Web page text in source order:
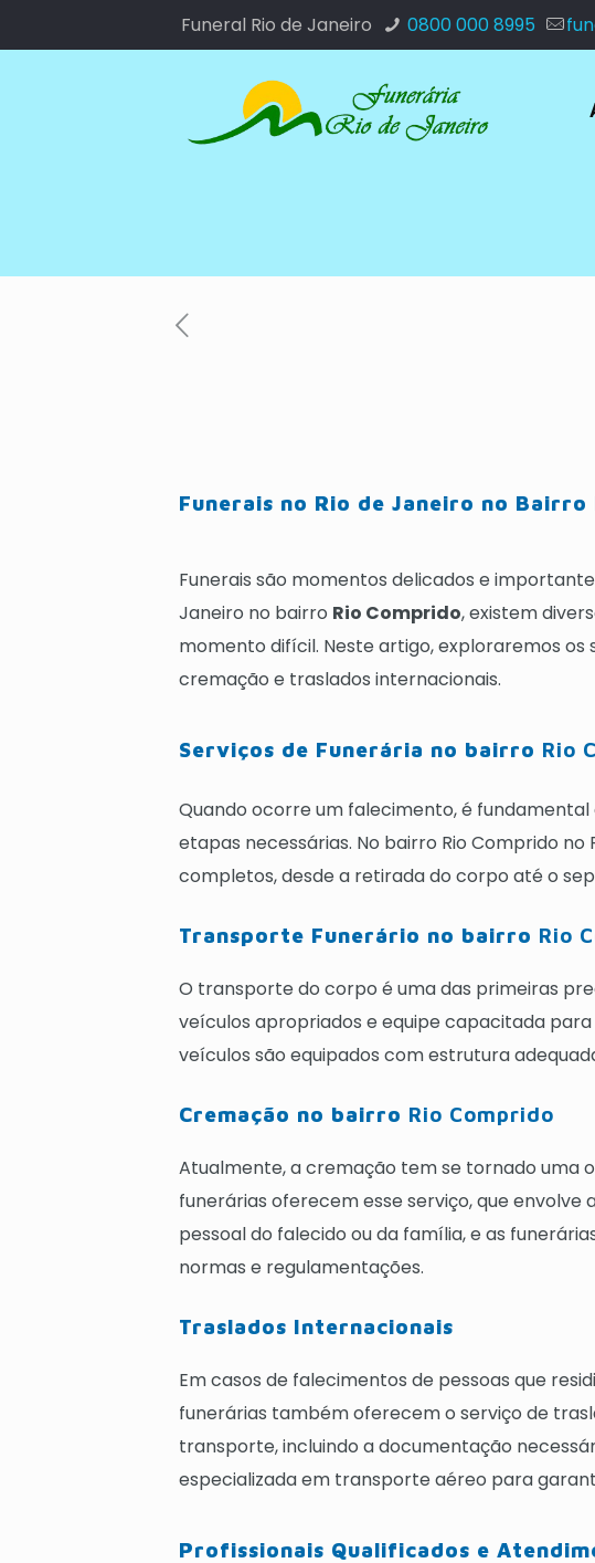
Funeral Rio de Janeiro 0800 000 8995
Funerais no Rio de Janeiro no Bairro
Funerais são momentos delicados e
Janeiro no bairro Rio Comprido, existem
momento difícil. Neste artigo, exploraremos os
cremação e traslados internacionais.
Serviços de Funerária no bairro Rio
Quando ocorre um falecimento, é
etapas necessárias. No bairro Rio Comprido
completos, desde a retirada do corpo até o
Transporte Funerário no bairro Rio
O transporte do corpo é uma das primeiras
veículos apropriados e equipe capacitada
veículos são equipados com estrutura
Cremação no bairro Rio Comprido
Atualmente, a cremação tem se tornado uma
funerárias oferecem esse serviço, que
pessoal do falecido ou da família, e as
normas e regulamentações.
Traslados Internacionais
Em casos de falecimentos de pessoas que
funerárias também oferecem o serviço de
transporte, incluindo a documentação
especializada em transporte aéreo para
Profissionais Qualificados e